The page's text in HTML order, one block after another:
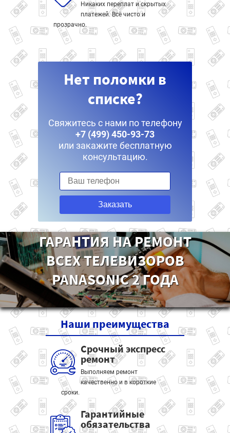
Никаких переплат и скрытых
платежей. Всё чисто и
прозрачно.
Нет поломки в
списке?
Свяжитесь с нами по телефону
+7 (499) 450-93-73
или закажите бесплатную
консультацию.
Заказать
ГАРАНТИЯ НА РЕМОНТ
ВСЕХ ТЕЛЕВИЗОРОВ
PANASONIC 2 ГОДА
Наши преимущества
Срочный экспресс
ремонт
Выполняем ремонт
качественно и в короткие
сроки.
Гарантийные
обязательства